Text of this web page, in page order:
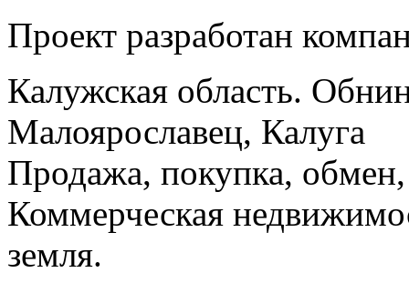
Проект разработан
Калужская область.
Малоярославец, Калуга
Продажа, покупка, обмен,
Коммерческая
земля.